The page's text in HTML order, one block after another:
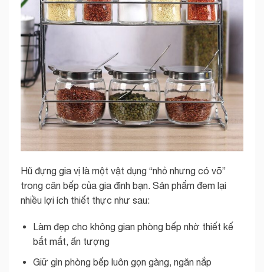
Hũ đựng gia vị là một vật dụng “nhỏ nhưng có võ”
trong căn bếp của gia đình bạn. Sản phẩm đem lại
nhiều lợi ích thiết thực như sau:
Làm đẹp cho không gian phòng bếp nhờ thiết kế
bắt mắt, ấn tượng
Giữ gìn phòng bếp luôn gọn gàng, ngăn nắp